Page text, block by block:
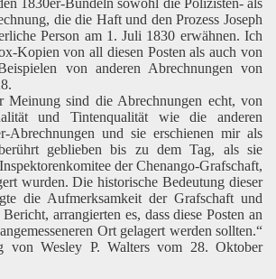
1830er-Bündeln sowohl die Polizisten- als
die die Haft und den Prozess Joseph
Person am 1. Juli 1830 erwähnen. Ich
Kopien von all diesen Posten als auch von
von anderen Abrechnungen von
Meinung sind die Abrechnungen echt, von
und Tintenqualität wie die anderen
Abrechnungen und sie erschienen mir als
geblieben bis zu dem Tag, als sie
der Chenango-Grafschaft,
wurden. Die historische Bedeutung dieser
die Aufmerksamkeit der Grafschaft und
arrangierten es, dass diese Posten an
Ort gelagert werden sollten.“
von Wesley P. Walters vom 28. Oktober